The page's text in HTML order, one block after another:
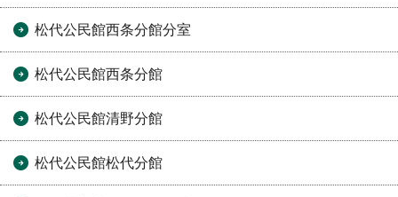
松代公民館西条分館分室
松代公民館西条分館
松代公民館清野分館
松代公民館松代分館